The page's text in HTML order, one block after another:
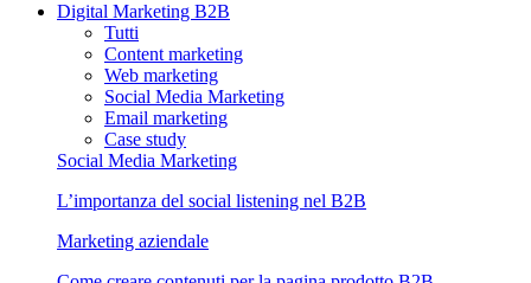
Digital Marketing B2B
Tutti
Content marketing
Web marketing
Social Media Marketing
Email marketing
Case study
Social Media Marketing
L’importanza del social listening nel B2B
Marketing aziendale